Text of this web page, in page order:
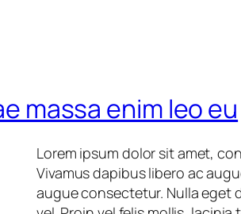
massa enim leo eu
Lorem ipsum dolor sit amet,
Vivamus dapibus libero ac
augue consectetur. Nulla eget